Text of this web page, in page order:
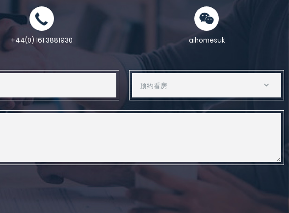
+44(0) 161 3881930 aihomesuk
预约看房